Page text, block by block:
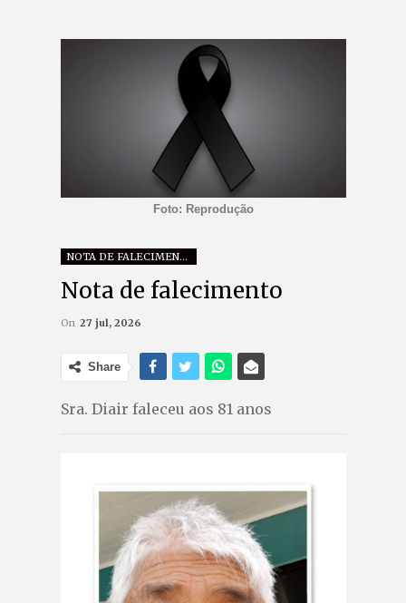
Foto: Reprodução
NOTA DE FALECIMENTO
Nota de falecimento
On 27 jul, 2026
Share
Sra. Diair faleceu aos 81 anos